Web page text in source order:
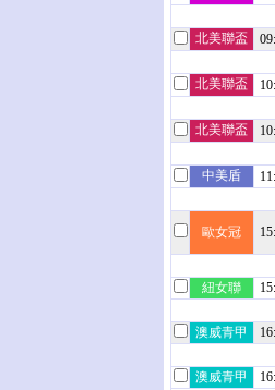
北美聯盃
北美聯盃
北美聯盃
中美盾
歐女冠
紐女聯
澳威青甲
澳威青甲